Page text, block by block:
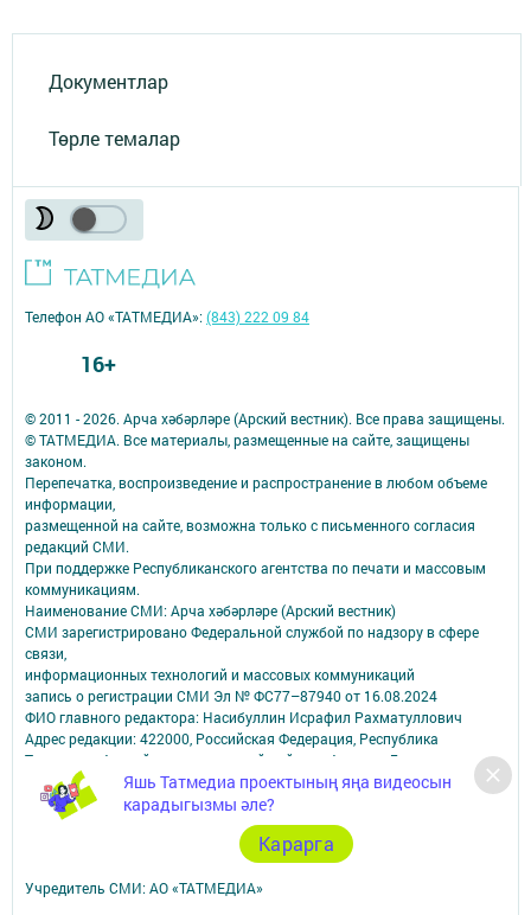
Документлар
Төрле темалар
Яшь Татмедиа проектының яңа видеосын
карадыгызмы әле?
Карарга
© 2011 - 2026. Арча хәбәрләре (Арский вестник). Все права защищены.
© ТАТМЕДИА. Все материалы, размещенные на сайте, защищены
законом.
Перепечатка, воспроизведение и распространение в любом объеме
информации,
размещенной на сайте, возможна только с письменного согласия
редакций СМИ.
При поддержке Республиканского агентства по печати и массовым
коммуникациям.
Наименование СМИ: Арча хәбәрләре (Арский вестник)
СМИ зарегистрировано Федеральной службой по надзору в сфере
связи,
информационных технологий и массовых коммуникаций
запись о регистрации СМИ Эл № ФС77–87940 от 16.08.2024
ФИО главного редактора: Насибуллин Исрафил Рахматуллович
Адрес редакции: 422000, Российская Федерация, Республика
Татарстан, Арский муниципальный район, г. Арск, ул. Банковская, д.
Адрес учредителя: 420066, Россия, Республика Татарстан, Г.Казань,
ул.Декабристов, д.2
Телефон редакции: 8(84366) 3-10-58, 89179076963.
Электронная почта: arskij-vestnik@tatmedia.com
Учредитель СМИ: АО «ТАТМЕДИА»
Телефон АО «ТАТМЕДИА»:(843) 222 09 84
16+